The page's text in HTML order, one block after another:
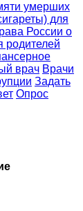
умерших
для
России о
родителей
врач Врачи
Задать
Опрос